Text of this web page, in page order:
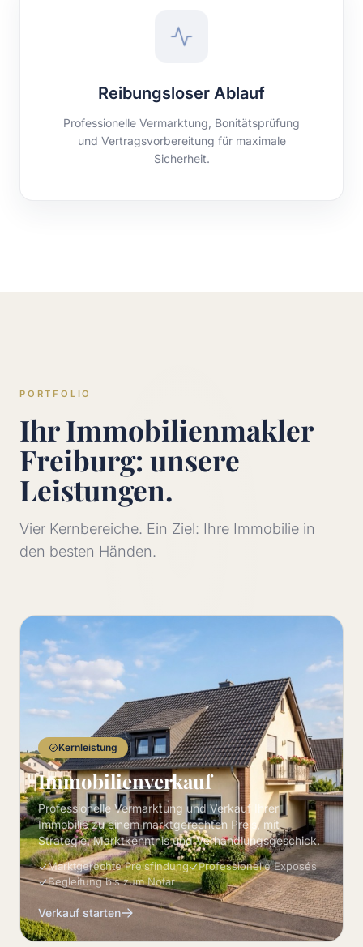
Reibungsloser Ablauf
Professionelle Vermarktung, Bonitätsprüfung
und Vertragsvorbereitung für maximale
Sicherheit.
PORTFOLIO
Ihr Immobilienmakler
Freiburg: unsere
Leistungen.
Vier Kernbereiche. Ein Ziel: Ihre Immobilie in
den besten Händen.
Kernleistung
Immobilienverkauf
Professionelle Vermarktung und Verkauf Ihrer
Immobilie zu einem marktgerechten Preis, mit
Strategie, Marktkenntnis und Verhandlungsgeschick.
Marktgerechte Preisfindung
Professionelle Exposés
Begleitung bis zum Notar
Verkauf starten